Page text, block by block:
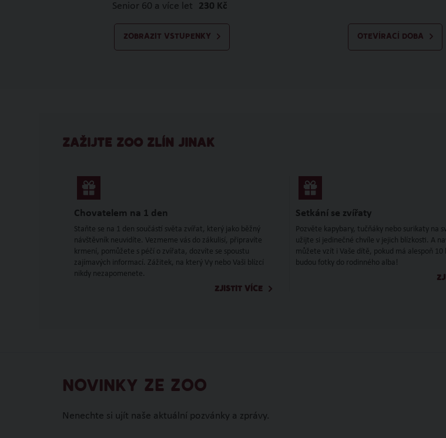
Senior 60 a více let
230 Kč
ZOBRAZIT VSTUPENKY OTEVÍRACÍ DOBA
ZAŽIJTE ZOO ZLÍN JINAK
Chovatelem na 1 den
Staňte se na 1 den součástí světa zvířat, který jako běžný
návštěvník neuvidíte. Vezmeme vás do zákulisí, připravíte
krmení, pomůžete s péčí o zvířata, dozvíte se spoustu
zajímavých informací. Zážitek, na který Vy nebo Vaši blízcí
nikdy nezapomenete.
ZJISTIT VÍCE
Setkání se zvířaty
Pozvěte kapybary, tučňáky nebo surikaty na
užijte si jedinečné chvíle v jejich blízkosti. A
můžete vzít i Vaše dítě, pokud má alespoň 10
budou fotky do rodinného alba!
NOVINKY ZE ZOO
Nenechte si ujít naše aktuální pozvánky a zprávy.